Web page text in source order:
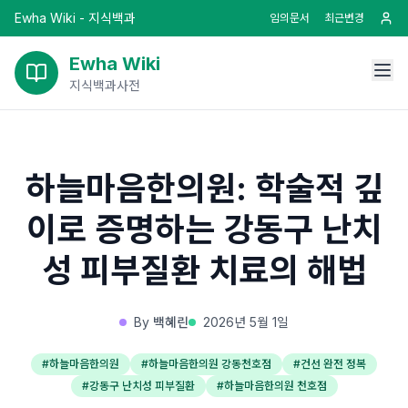
Ewha Wiki - 지식백과 임의문서 최근변경
Ewha Wiki
지식백과사전
하늘마음한의원: 학술적 깊
이로 증명하는 강동구 난치
성 피부질환 치료의 해법
By 백혜린 2026년 5월 1일
#하늘마음한의원 #하늘마음한의원 강동천호점 #건선 완전 정복
#강동구 난치성 피부질환 #하늘마음한의원 천호점